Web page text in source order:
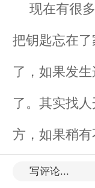
现在有很
把钥匙忘在
了，如果发
了。其实找
方，如果稍
后果，今天
写评论...